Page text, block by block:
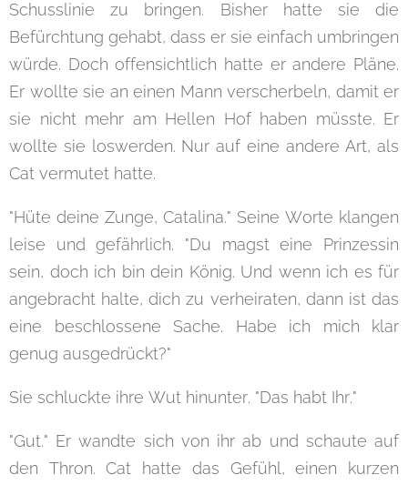
Schusslinie zu bringen. Bisher hatte sie die
Befürchtung gehabt, dass er sie einfach umbringen
würde. Doch offensichtlich hatte er andere Pläne.
Er wollte sie an einen Mann verscherbeln, damit er
sie nicht mehr am Hellen Hof haben müsste. Er
wollte sie loswerden. Nur auf eine andere Art, als
Cat vermutet hatte.
"Hüte deine Zunge, Catalina." Seine Worte klangen
leise und gefährlich. "Du magst eine Prinzessin
sein, doch ich bin dein König. Und wenn ich es für
angebracht halte, dich zu verheiraten, dann ist das
eine beschlossene Sache. Habe ich mich klar
genug ausgedrückt?"
Sie schluckte ihre Wut hinunter. "Das habt Ihr."
"Gut." Er wandte sich von ihr ab und schaute auf
den Thron. Cat hatte das Gefühl, einen kurzen